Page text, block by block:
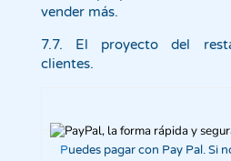
vender más.
7.7. El proyecto del
clientes.
Puedes pagar con Pay Pal. Si